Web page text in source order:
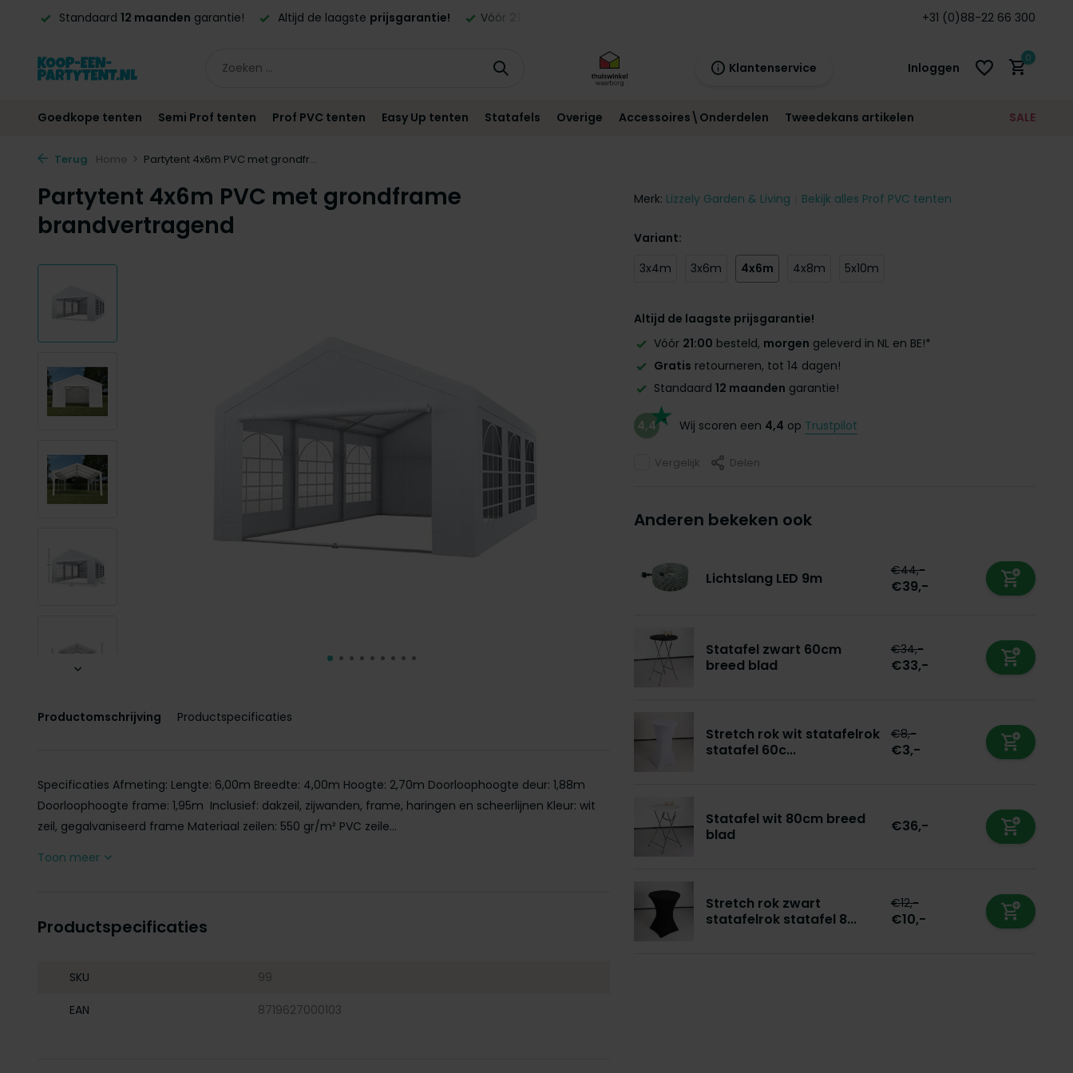
Altijd de laagsteprijsgarantie! Vóór21:00 besteld,morgengeleverd in NL en BE!* +31 (0)88-22 66 300
Klantenservice Inloggen
21:00
morgen
0
Goedkope tenten Semi Prof tenten Prof PVC tenten Easy Up tenten Statafels Overige Accessoires\Onderdelen Tweedekans artikelen SALE
Terug Home Partytent 4x6m PVC met grondfr...
Partytent 4x6m PVC met grondframe
brandvertragend
Productomschrijving Productspecificaties
Specificaties Afmeting: Lengte: 6,00m Breedte: 4,00m Hoogte: 2,70m Doorloophoogte deur: 1,88m
Doorloophoogte frame: 1,95m Inclusief: dakzeil, zijwanden, frame, haringen en scheerlijnen Kleur: wit
zeil, gegalvaniseerd frame Materiaal zeilen: 550 gr/m² PVC zeile...
Toon meer
Productspecificaties
SKU 99
EAN 8719627000103
Merk: Lizzely Garden & Living Bekijk alles Prof PVC tenten
Variant:
3x4m
3x6m 4x6m 4x8m 5x10m
Altijd de laagste prijsgarantie!
Vóór 21:00 besteld, morgen geleverd in NL en BE!*
Gratis retourneren, tot 14 dagen!
Standaard 12 maanden garantie!
4,4 Wij scoren een 4,4 op Trustpilot
Vergelijk Delen
Anderen bekeken ook
Lichtslang LED 9m €44,-
€39,-
Statafel zwart 60cm
breed blad
€34,-
€33,-
Stretch rok wit statafelrok
statafel 60c...
€8,-
€3,-
Statafel wit 80cm breed
blad
€36,-
Stretch rok zwart
statafelrok statafel 8...
€12,-
€10,-